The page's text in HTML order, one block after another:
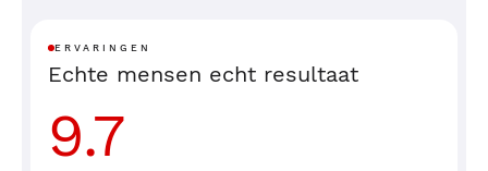
ERVARINGEN
Echte mensen echt resultaat
9.7